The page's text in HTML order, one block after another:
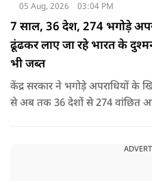
05 Aug, 2026 03:04 PM
7 साल, 36 देश, 274 भगोड़े
ढूंढकर लाए जा रहे भारत के
भी जब्त
केंद्र सरकार ने भगोड़े अपराधियों के
से अब तक 36 देशों से 274 वांछित